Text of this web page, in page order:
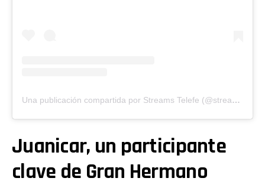
Una publicación compartida por Streams Telefe (@streamstelefe)
Juanicar, un participante
clave de Gran Hermano